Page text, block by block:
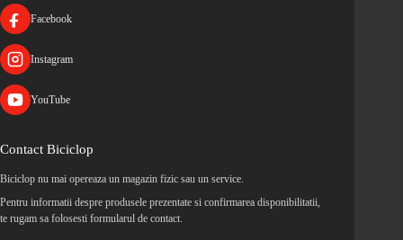
Facebook
Instagram
YouTube
Contact Biciclop
Biciclop nu mai opereaza un magazin fizic sau un service.
Pentru informatii despre produsele prezentate si confirmarea disponibilitatii,
te rugam sa folosesti formularul de contact.